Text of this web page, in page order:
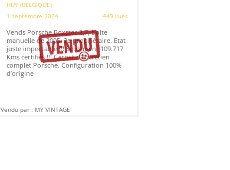
HUY (BELGIQUE)
1 septembre 2024
449 vues
Vends Porsche Boxster 2,7, boite
manuelle de 2005. 2e propriétaire. Etat
juste impeccable !!! Seulement 109.717
Kms certifiés !!! Carnet d'entretien
complet Porsche. Configuration 100%
d’origine
Vendu par : MY VINTAGE